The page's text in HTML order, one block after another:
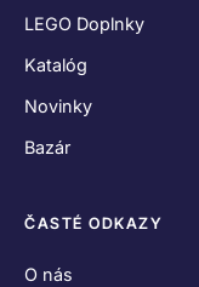
LEGO Doplnky
Katalóg
Novinky
Bazár
ČASTÉ ODKAZY
O nás